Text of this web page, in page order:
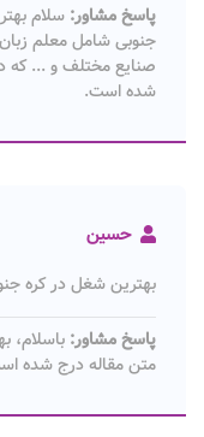
پاسخ مشاور:سلام
جنوبی شامل معلم زبان
صنایع مختلف و ... که
شده است.
حسین
بهترین شغل در کره
پاسخ مشاور:باسلام،
متن مقاله درج شده